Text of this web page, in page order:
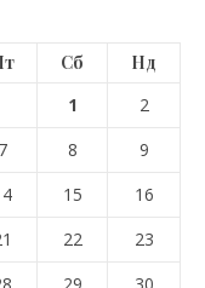
Сб
Нд
1
2
7 8
9
15
16
22
23